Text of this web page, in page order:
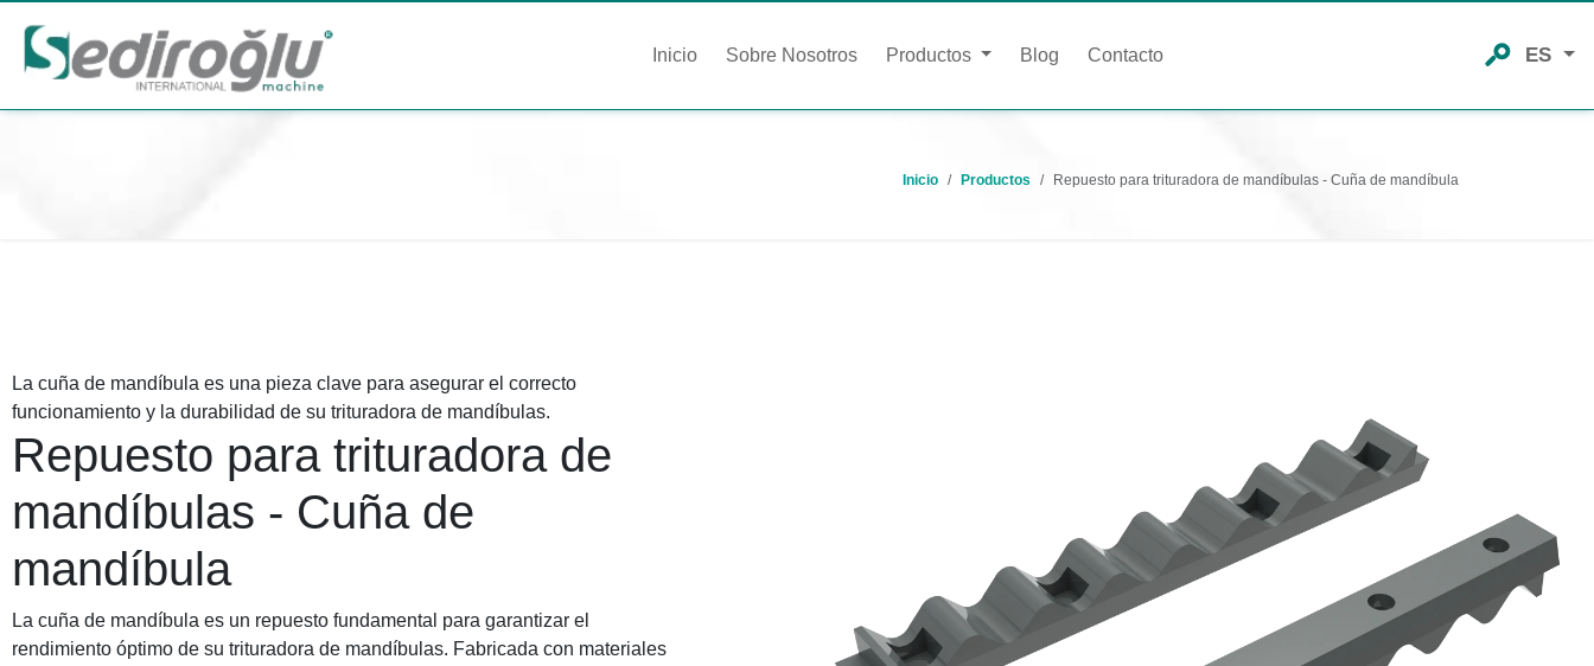
Inicio Sobre Nosotros Productos Blog Contacto ES
Inicio Productos Repuesto para trituradora de mandíbulas - Cuña de mandíbula
La cuña de mandíbula es una pieza clave para asegurar el correcto
funcionamiento y la durabilidad de su trituradora de mandíbulas.
Repuesto para trituradora de
mandíbulas - Cuña de
mandíbula
La cuña de mandíbula es un repuesto fundamental para garantizar el
rendimiento óptimo de su trituradora de mandíbulas. Fabricada con materiales